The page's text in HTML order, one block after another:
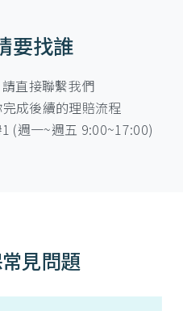
要找誰
直接聯繫我們
成後續的理賠流程
(週一~週五 9:00~17:00)
見問題